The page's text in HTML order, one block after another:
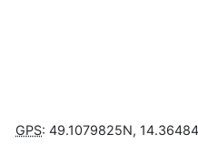
GPS: 49.1079825N,